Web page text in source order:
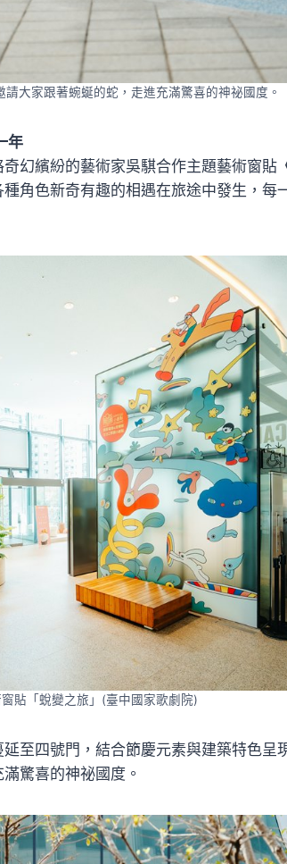
大家跟著蜿蜒的蛇，走進充滿驚喜的神祕國度。
年
幻繽紛的藝術家吳騏合作主題藝術窗貼
角色新奇有趣的相遇在旅途中發生，每
貼「蛻變之旅」(臺中國家歌劇院)
至四號門，結合節慶元素與建築特色呈
驚喜的神祕國度。